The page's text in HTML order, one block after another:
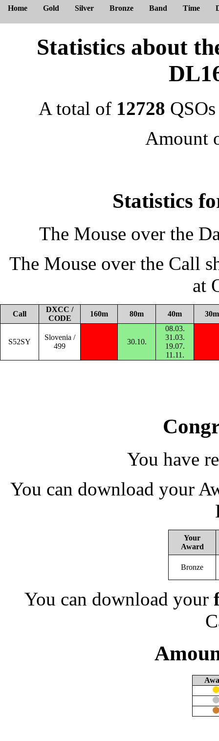
Home Gold Silver Bronze Band Time
Statistics about
A total of 12728
Amount
Statistics
The Mouse over the
The Mouse over the Call
at
Call
DXCC /
CODE
160m 80m 40m 30m
S52SY
Slovenia /
499
30.10.
08.03.
31.03.
19.07.
11.11.
You have
You can download your
Your
Award
Bronze
You can download your